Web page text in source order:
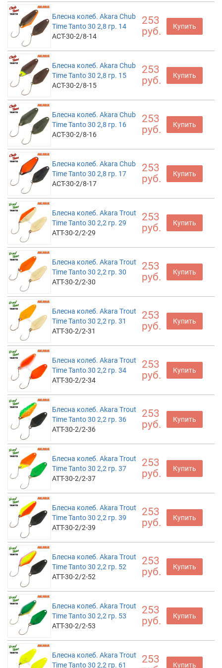
Блесна колеб. Akara Chub
Time Tanto 30 2,8 гр. 14
ACT-30-2/8-14
253
руб.
Купить
Блесна колеб. Akara Chub
Time Tanto 30 2,8 гр. 15
ACT-30-2/8-15
253
руб.
Купить
Блесна колеб. Akara Chub
Time Tanto 30 2,8 гр. 16
ACT-30-2/8-16
253
руб.
Купить
Блесна колеб. Akara Chub
Time Tanto 30 2,8 гр. 17
ACT-30-2/8-17
253
руб.
Купить
Блесна колеб. Akara Trout
Time Tanto 30 2,2 гр. 29
ATT-30-2/2-29
253
руб.
Купить
Блесна колеб. Akara Trout
Time Tanto 30 2,2 гр. 30
ATT-30-2/2-30
253
руб.
Купить
Блесна колеб. Akara Trout
Time Tanto 30 2,2 гр. 31
ATT-30-2/2-31
253
руб.
Купить
Блесна колеб. Akara Trout
Time Tanto 30 2,2 гр. 34
ATT-30-2/2-34
253
руб.
Купить
Блесна колеб. Akara Trout
Time Tanto 30 2,2 гр. 36
ATT-30-2/2-36
253
руб.
Купить
Блесна колеб. Akara Trout
Time Tanto 30 2,2 гр. 37
ATT-30-2/2-37
253
руб.
Купить
Блесна колеб. Akara Trout
Time Tanto 30 2,2 гр. 39
ATT-30-2/2-39
253
руб.
Купить
Блесна колеб. Akara Trout
Time Tanto 30 2,2 гр. 52
ATT-30-2/2-52
253
руб.
Купить
Блесна колеб. Akara Trout
Time Tanto 30 2,2 гр. 53
ATT-30-2/2-53
253
руб.
Купить
Блесна колеб. Akara Trout
Time Tanto 30 2,2 гр. 61
253
Купить